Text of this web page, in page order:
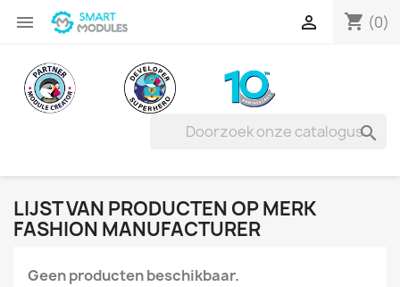
 shopping_cart (0)


LIJST VAN PRODUCTEN OP MERK
FASHION MANUFACTURER
Geen producten beschikbaar.